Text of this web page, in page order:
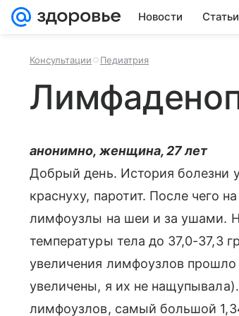
Новости Статьи
Консультации Педиатрия
анонимно, женщина, 27 лет
Добрый день. История болезни у
краснуху, паротит. После чего
лимфоузлы на шеи и за ушами.
температуры тела до 37,0-37,3
увеличения лимфоузлов
увеличены, я их не
лимфоузлов, самый большой